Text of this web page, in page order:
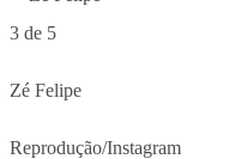
3 de 5
Zé Felipe
Reprodução/Instagram